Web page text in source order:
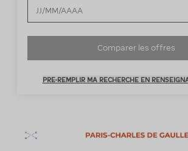
Comparer les offres
PRE-REMPLIR MA RECHERCHE EN